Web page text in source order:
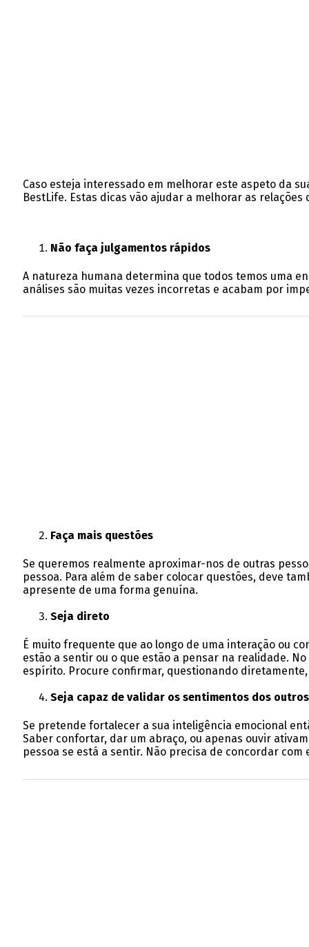
Caso esteja interessado em melhorar este aspeto da
BestLife. Estas dicas vão ajudar a melhorar as
Não faça julgamentos rápidos
A natureza humana determina que todos temos uma
análises são muitas vezes incorretas e acabam por
Faça mais questões
Se queremos realmente aproximar-nos de outras
pessoa. Para além de saber colocar questões, deve
apresente de uma forma genuína.
Seja direto
É muito frequente que ao longo de uma interação ou
estão a sentir ou o que estão a pensar na realidade.
espírito. Procure confirmar, questionando
Seja capaz de validar os sentimentos dos outros
Se pretende fortalecer a sua inteligência emocional
Saber confortar, dar um abraço, ou apenas ouvir
pessoa se está a sentir. Não precisa de concordar